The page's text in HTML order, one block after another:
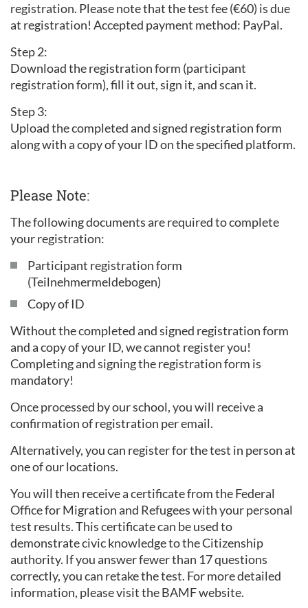
registration. Please note that the test fee (€60) is due
at registration! Accepted payment method: PayPal.
Step 2:
Download the registration form (participant
registration form), fill it out, sign it, and scan it.
Step 3:
Upload the completed and signed registration form
along with a copy of your ID on the specified platform.
Please Note:
The following documents are required to complete
your registration:
Participant registration form
(Teilnehmermeldebogen)
Copy of ID
Without the completed and signed registration form
and a copy of your ID, we cannot register you!
Completing and signing the registration form is
mandatory!
Once processed by our school, you will receive a
confirmation of registration per email.
Alternatively, you can register for the test in person at
one of our locations.
You will then receive a certificate from the Federal
Office for Migration and Refugees with your personal
test results. This certificate can be used to
demonstrate civic knowledge to the Citizenship
authority. If you answer fewer than 17 questions
correctly, you can retake the test. For more detailed
information, please visit the BAMF website.